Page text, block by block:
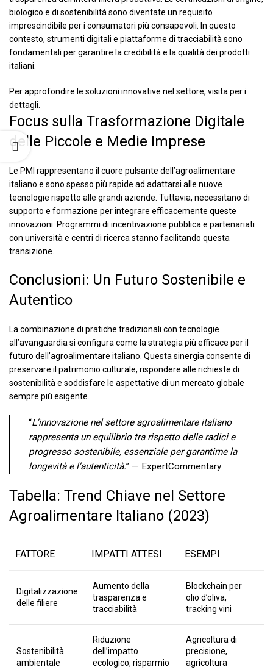
biologico e di sostenibilità sono diventate un requisito
imprescindibile per i consumatori più consapevoli. In questo
contesto, strumenti digitali e piattaforme di tracciabilità sono
fondamentali per garantire la credibilità e la qualità dei prodotti
italiani.
Per approfondire le soluzioni innovative nel settore, visita per i
dettagli
Focus sulla Trasformazione Digitale
delle Piccole e Medie Imprese
Le PMI rappresentano il cuore pulsante dell’agroalimentare
italiano e sono spesso più rapide ad adattarsi alle nuove
tecnologie rispetto alle grandi aziende. Tuttavia, necessitano di
supporto e formazione per integrare efficacemente queste
innovazioni. Programmi di incentivazione pubblica e partenariati
con università e centri di ricerca stanno facilitando questa
transizione.
Conclusioni: Un Futuro Sostenibile e
Autentico
La combinazione di pratiche tradizionali con tecnologie
all’avanguardia si configura come la strategia più efficace per il
futuro dell’agroalimentare italiano. Questa sinergia consente di
preservare il patrimonio culturale, rispondere alle richieste di
sostenibilità e soddisfare le aspettative di un mercato globale
sempre più esigente.
“L’innovazione nel settore agroalimentare italiano
rappresenta un equilibrio tra rispetto delle radici e
progresso sostenibile, essenziale per garantirne la
longevità e l’autenticità.” — ExpertCommentary
Tabella: Trend Chiave nel Settore
Agroalimentare Italiano (2023)
FATTORE IMPATTI ATTESI ESEMPI
Digitalizzazione
delle filiere
Aumento della
trasparenza e
tracciabilità
Blockchain per
olio d’oliva,
tracking vini
Sostenibilità
ambientale
Riduzione
dell’impatto
ecologico, risparmio
Agricoltura di
precisione,
agricoltura